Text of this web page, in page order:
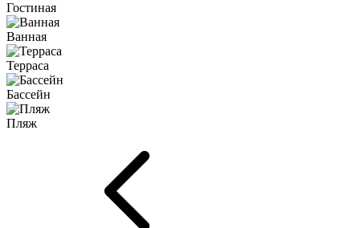
Гостиная
Ванная
Терраса
Бассейн
Пляж